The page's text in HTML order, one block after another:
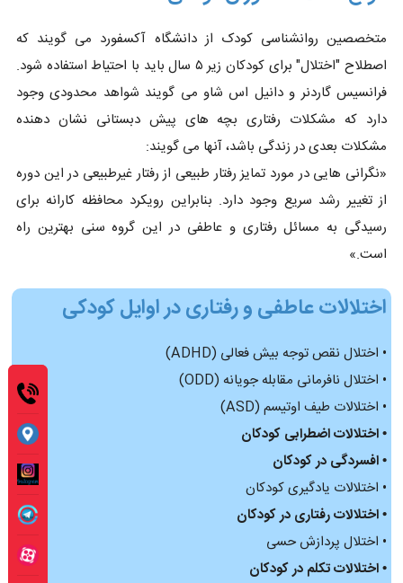
متخصصین روانشناسی کودک از دانشگاه آکسفورد می گویند که
اصطلاح "اختلال" برای کودکان زیر ۵ سال باید با احتیاط استفاده شود.
فرانسیس گاردنر و دانیل اس شاو می گویند شواهد محدودی وجود
دارد که مشکلات رفتاری بچه های پیش دبستانی نشان دهنده
مشکلات بعدی در زندگی باشد، آنها می گویند:
«نگرانی هایی در مورد تمایز رفتار طبیعی از رفتار غیرطبیعی در این دوره
از تغییر رشد سریع وجود دارد. بنابراین رویکرد محافظه کارانه برای
رسیدگی به مسائل رفتاری و عاطفی در این گروه سنی بهترین راه
است.»
اختلالات عاطفی و رفتاری در اوایل کودکی
• اختلال نقص توجه بیش فعالی (ADHD)
• اختلال نافرمانی مقابله جویانه (ODD)
• اختلالات طیف اوتیسم (ASD)
• اختلالات اضطرابی کودکان
• افسردگی در کودکان
• اختلالات یادگیری کودکان
• اختلالات رفتاری در کودکان
• اختلال پردازش حسی
• اختلالات تکلم در کودکان